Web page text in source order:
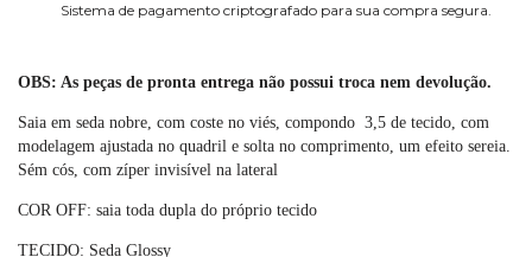
Sistema de pagamento criptografado para sua compra segura.
OBS: As peças de pronta entrega não possui troca nem devolução.
Saia em seda nobre, com coste no viés, compondo 3,5 de tecido, com
modelagem ajustada no quadril e solta no comprimento, um efeito sereia.
Sém cós, com zíper invisível na lateral
COR OFF: saia toda dupla do próprio tecido
TECIDO: Seda Glossy